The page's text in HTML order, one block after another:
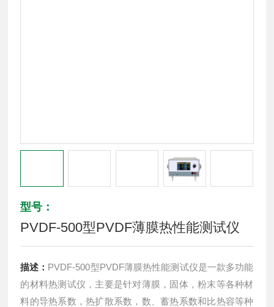
型号：
PVDF-500型PVDF薄膜热性能测试仪
描述： PVDF-500型PVDF薄膜热性能测试仪是一款多功能
的材料热测试仪，主要是针对薄膜，固体，粉末等各种材
料的导热系数，热扩散系数，数、蓄热系数和比热容等种